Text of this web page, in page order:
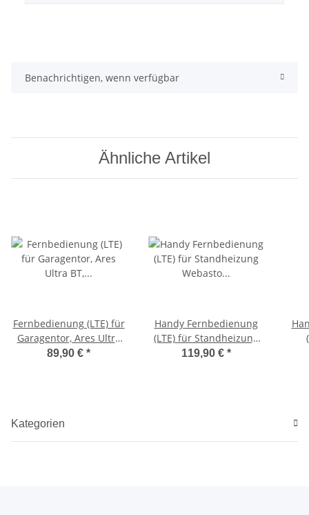
Benachrichtigen, wenn verfügbar
Ähnliche Artikel
Fernbedienung (LTE) für
Garagentor, Ares Ultra
BT, 150 Teilnehmer
89,90 € *
Handy Fernbedienung
(LTE) für Standheizung
Webasto W-BUS Plug &
119,90 € *
Kategorien